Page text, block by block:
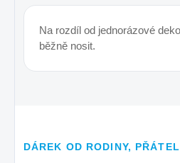
Na rozdíl od jednorázové
běžně nosit.
DÁREK OD RODINY,